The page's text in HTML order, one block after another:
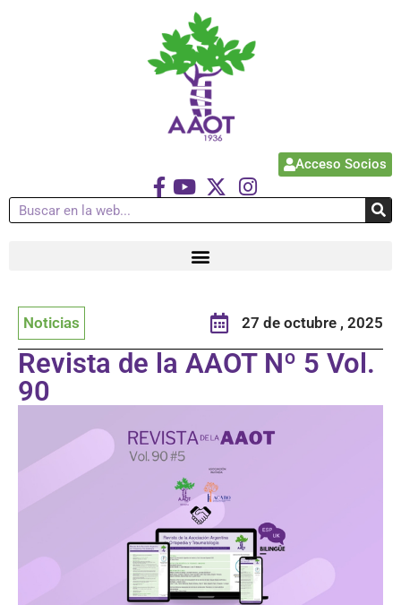
Acceso Socios
Noticias 27 de octubre , 2025
Revista de la AAOT Nº 5 Vol.
90